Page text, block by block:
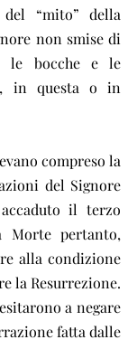
“mito” della
non smise di
le bocche e le
in questa o in
compreso la
del Signore
il terzo
Morte pertanto,
alla condizione
la Resurrezione.
a negare
fatta dalle